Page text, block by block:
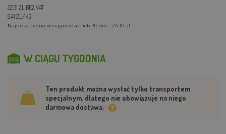
22.31 ZL BEZ VAT
2.41 ZL/KG
Najniższa cena w ciągu ostatnich 30 dni - 24.10 zl
W CIĄGU TYGODNIA
Ten produkt można wysłać tylko transportem
specjalnym, dlatego nie obowiązuje na niego
darmowa dostawa.